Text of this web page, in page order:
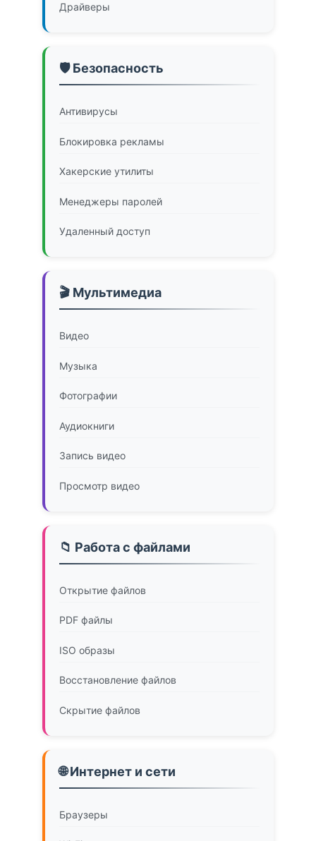
Драйверы
🛡️ Безопасность
Антивирусы
Блокировка рекламы
Хакерские утилиты
Менеджеры паролей
Удаленный доступ
🎬 Мультимедиа
Видео
Музыка
Фотографии
Аудиокниги
Запись видео
Просмотр видео
📁 Работа с файлами
Открытие файлов
PDF файлы
ISO образы
Восстановление файлов
Скрытие файлов
🌐 Интернет и сети
Браузеры